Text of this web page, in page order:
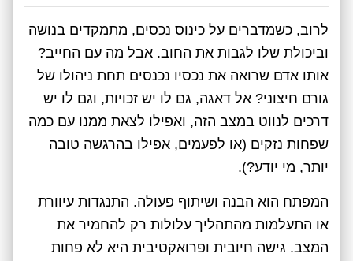
לרוב, כשמדברים על כינוס נכסים, מתמקדים בנושה
וביכולת שלו לגבות את החוב. אבל מה עם החייב?
אותו אדם שרואה את נכסיו נכנסים תחת ניהולו של
גורם חיצוני? אל דאגה, גם לו יש זכויות, וגם לו יש
דרכים לנווט במצב הזה, ואפילו לצאת ממנו עם כמה
שפחות נזקים (או לפעמים, אפילו בהרגשה טובה
יותר, מי יודע?).
המפתח הוא הבנה ושיתוף פעולה. התנגדות עיוורת
או התעלמות מהתהליך עלולות רק להחמיר את
המצב. גישה חיובית ופרואקטיבית היא לא פחות